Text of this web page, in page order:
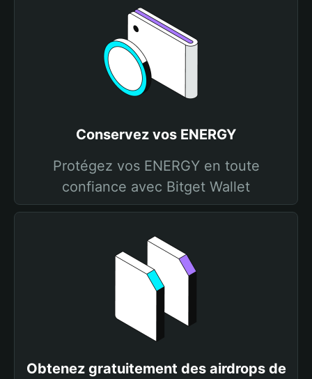
Conservez vos ENERGY
Protégez vos ENERGY en toute
confiance avec Bitget Wallet
Obtenez gratuitement des airdrops de